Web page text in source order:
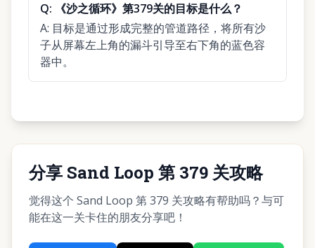
Q:
《沙之循环》第379关的目标是什么？
A: 目标是通过形成完整的管道路径，将所有沙
子从屏幕左上角的漏斗引导至右下角的蓝色容
器中。
分享 Sand Loop 第 379 关攻略
觉得这个 Sand Loop 第 379 关攻略有帮助吗？与可
能在这一关卡住的朋友分享吧！